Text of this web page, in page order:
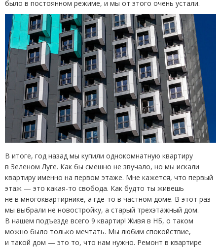
было в постоянном режиме, и мы от этого очень устали.
В итоге, год назад мы купили однокомнатную квартиру
в Зеленом Луге. Как бы смешно не звучало, но мы искали
квартиру именно на первом этаже. Мне кажется, что первый
этаж — это какая-то свобода. Как будто ты живешь
не в многоквартирнике, а где-то в частном доме. В этот раз
мы выбрали не новостройку, а старый трехэтажный дом.
В нашем подъезде всего 9 квартир! Живя в НБ, о таком
можно было только мечтать. Мы любим спокойствие,
и такой дом — это то, что нам нужно. Ремонт в квартире